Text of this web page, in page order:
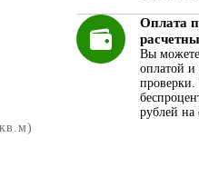
Оплата
Вы можете
оплатой и
проверки.
рублей на